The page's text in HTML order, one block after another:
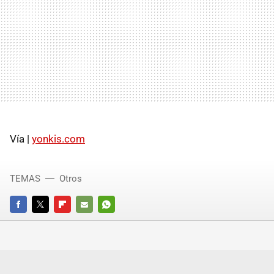
Vía | yonkis.com
FACEBOOKTWITTERFLIPBOARD
E-
WHATSAPP
TEMAS Otros